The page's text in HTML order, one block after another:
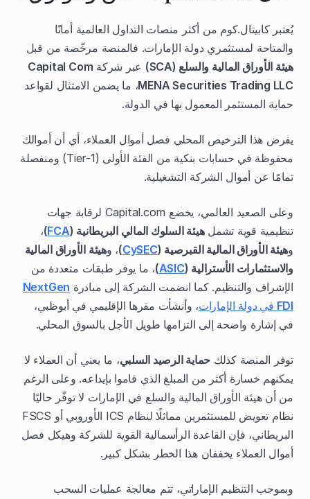
يُعتبر كابيتال.كوم من أكثر منصات التداول العالمية أمانًا
والمتاحة لمستثمري دولة الإمارات. فالمنصة مرخّصة من قبل
هيئة الأوراق المالية والسلع (SCA)
عبر شركة Capital Com
MENA Securities Trading LLC، ما يضمن الامتثال لقواعد
حماية المستثمر المعمول بها في الدولة.
يفرض هذا الترخيص المحلي فصل أموال العملاء، أي أن أموالك
محفوظة في حسابات بنكية من الفئة الأولى (Tier-1) ومنفصلة
تمامًا عن أموال الشركة التشغيلية.
وعلى الصعيد العالمي، يخضع Capital.com لرقابة جهات
تنظيمية قوية تشملهيئة السلوك المالي البريطانية (FCA
)،
وهيئة الأوراق المالية القبرصية (CySEC
)، وهيئة الأوراق المالية
والاستثمارات الأسترالية (ASIC
)، ما يوفر طبقات متعددة من
الإشراف والتنظيم. كما انضمت الشركة إلى مبادرة NextGen
FDI في دولة الإمارات، وأنشأت مقرها الإقليمي في أبوظبي،
في إشارة واضحة إلى التزامها طويل الأجل بالسوق المحلي.
توفر المنصة كذلك حماية الرصيد السلبي، ما يعني أن العملاء لا
يمكنهم خسارة أكثر من المبلغ الذي قاموا بإيداعه. وعلى الرغم
من أن هيئة الأوراق المالية والسلع في الإمارات لا توفّر حاليًا
نظام تعويض للمستثمرين مماثلًا لنظام ICS الأوروبي أو FSCS
البريطاني، فإن القاعدة الرأسمالية القوية للشركة وهيكل فصل
أموال العملاء يخففان هذا الخطر بشكل كبير.
وبموجب التنظيم الإماراتي، تتم معالجة عمليات السحب